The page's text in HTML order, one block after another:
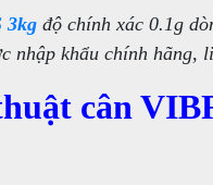
3kg độ chính xác 0.1g
nhập khẩu chính hãng,
cân